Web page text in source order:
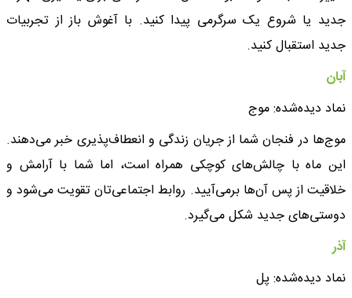
جدید یا شروع یک سرگرمی پیدا کنید. با آغوش باز از تجربیات
جدید استقبال کنید.
آبان
نماد دیده‌شده: موج
موج‌ها در فنجان شما از جریان زندگی و انعطاف‌پذیری خبر می‌دهند.
این ماه با چالش‌های کوچکی همراه است، اما شما با آرامش و
خلاقیت از پس آن‌ها برمی‌آیید. روابط اجتماعی‌تان تقویت می‌شود و
دوستی‌های جدید شکل می‌گیرد.
آذر
نماد دیده‌شده: پل